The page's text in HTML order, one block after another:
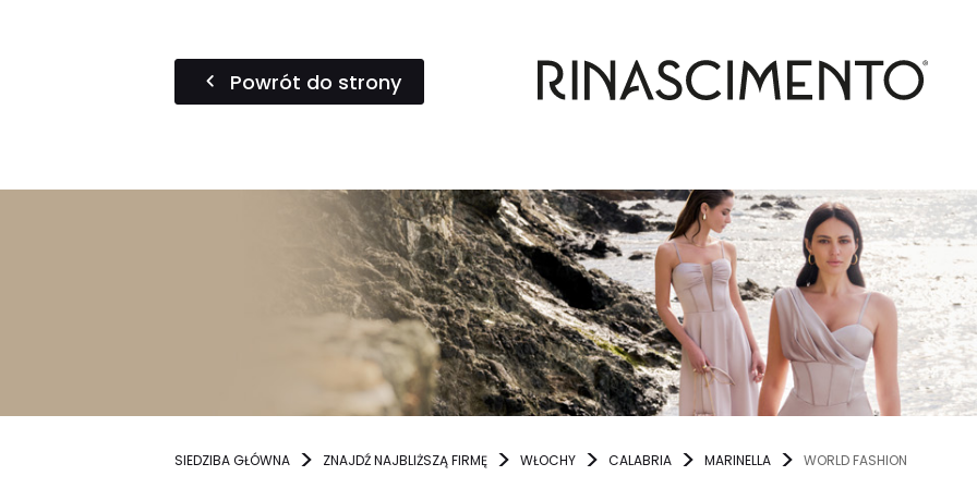
Powrót do strony
SIEDZIBA GŁÓWNA ZNAJDŹ NAJBLIŻSZĄ FIRMĘ WŁOCHY CALABRIA MARINELLA WORLD FASHION